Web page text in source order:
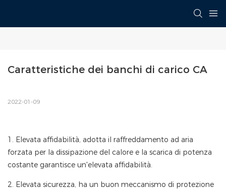
Caratteristiche dei banchi di carico CA
2022-01-09
1. Elevata affidabilità, adotta il raffreddamento ad aria
forzata per la dissipazione del calore e la scarica di potenza
costante garantisce un'elevata affidabilità.
2. Elevata sicurezza, ha un buon meccanismo di protezione